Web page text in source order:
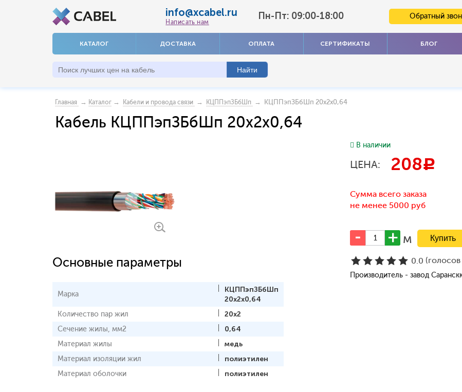
info@xcabel.ru
Написать нам
Пн-Пт: 09:00-18:00 Обратный
КАТАЛОГ ДОСТАВКА ОПЛАТА СЕРТИФИКАТЫ БЛОГ
Главная → Каталог → Кабели и провода связи → КЦППэпЗБбШп → КЦППэпЗБбШп 20x2x0,64
Кабель КЦППэпЗБбШп 20x2x0,64
Основные параметры
Марка
КЦППэпЗБбШп
20x2x0,64
Количество пар жил
20x2
Сечение жилы, мм2
0,64
Материал жилы
медь
Материал изоляции жил
полиэтилен
Материал оболочки
полиэтилен
В наличии
ЦЕНА: 208c
Сумма всего заказа
не менее 5000 руб
м
0.0 (голосов
Производитель - завод